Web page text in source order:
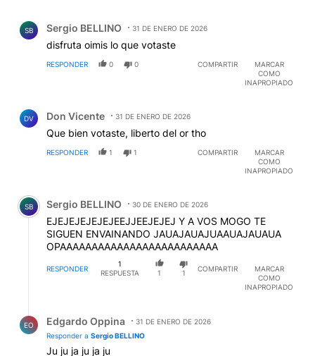
SB Sergio BELLINO 31 DE ENERO DE 2026
disfruta oimis lo que votaste
RESPONDER 0 0 COMPARTIR
MARCAR
COMO
INAPROPIADO
DV Don Vicente 31 DE ENERO DE 2026
Que bien votaste, liberto del or tho
RESPONDER 1 1 COMPARTIR
MARCAR
COMO
INAPROPIADO
Comentario de Sergio BELLINO.
SB Sergio BELLINO 30 DE ENERO DE 2026
EJEJEJEJEJEJEEJJEEJEJEJ Y A VOS MOGO TE
SIGUEN ENVAINANDO JAUAJAUAJUAAUAJAUAUA
OPAAAAAAAAAAAAAAAAAAAAAAAAA
RESPONDER
1
RESPUESTA
1 1
COMPARTIR
MARCAR
COMO
INAPROPIADO
EO Edgardo Oppina
31 DE ENERO DE 2026
Responder a Sergio BELLINO
Ju ju ja ju ja ju